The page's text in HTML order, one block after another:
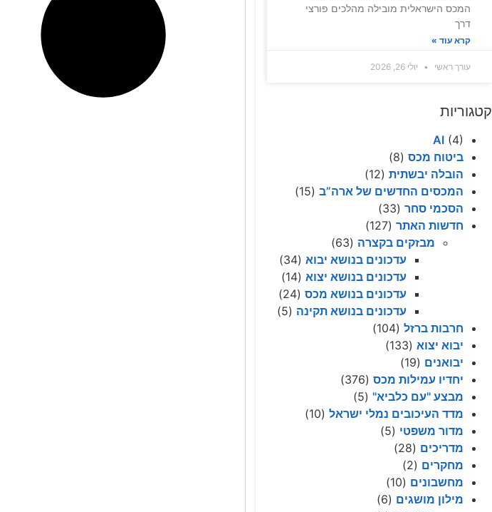
המכס הישראלית מובילה מהלכים פורצי
דרך
קרא עוד »
עורך ראשי יולי 26, 2026
קטגוריות
AI (4)
ביטוח מכס (8)
הובלה יבשתית (12)
המכסים החדשים של ארה”ב (15)
הסכמי סחר (33)
חדשות האתר (127)
מבזקים בקצרה (63)
עדכונים בנושא יבוא (34)
עדכונים בנושא יצוא (14)
עדכונים בנושא מכס (24)
עדכונים בנושא תקינה (5)
חרבות ברזל (104)
יבוא יצוא (133)
יבואנים (19)
יחדיו עמילות מכס (376)
מבצע "עם כלביא" (5)
מדד העיכובים נמלי ישראל (10)
מדור משפטי (5)
מדריכים (28)
מחקרים (2)
מחשבונים (10)
מילון מושגים (6)